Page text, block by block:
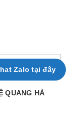
QUANG HÀ
Zalo tại đây